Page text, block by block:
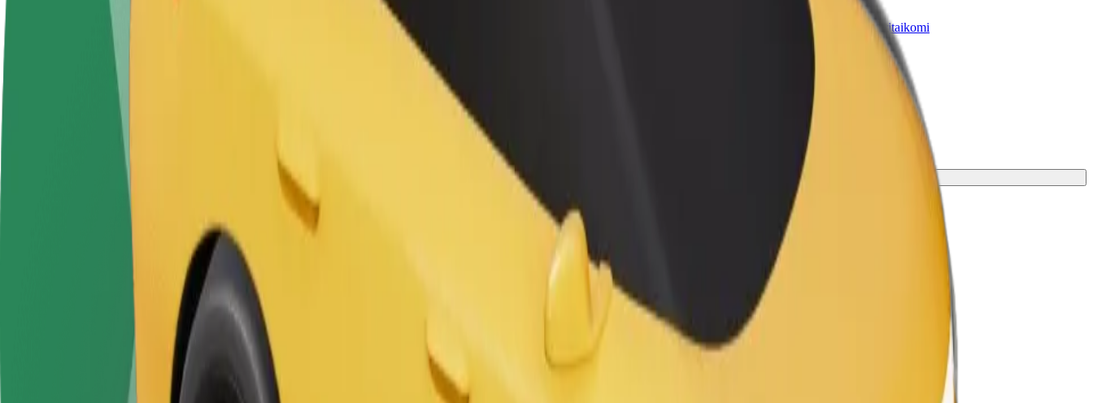
Tapkite vairuotoju (-
Užsidirbkite jums
Pridėti restoraną ar
Pritraukite daugiau klientų ir
„Bolt for Business“
Atskirų įmonių poreikiams pritaikomi
„Bolt“ produktai ir paslaugos
Kaip nuvykti iš Photomaton į Versailles | „Bolt“
Ieškote patogiausio būdo nukeliauti iš Photomaton į Versailles? Peržiūrėkite mūsų teikiamas paslaugas ir išsirinkite tinkamiausias jūsų kelionei.
Atsisiųsti programėlę
Patogumas ir komfortas pasiekiami vos keliais spustelėjimais!
Didesni automobiliai, kuriuose daugiau erdvės kojoms ir lagaminams